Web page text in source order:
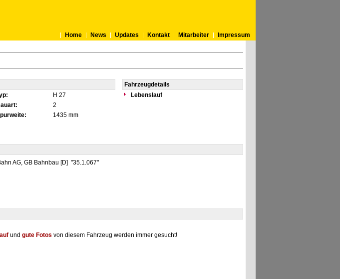
Home News Updates Kontakt Mitarbeiter
Impressum
Fahrzeugdetails
H 27
Lebenslauf
2
1435 mm
AG, GB Bahnbau [D] "35.1.067"
und gute Fotos von diesem Fahrzeug werden immer gesucht!